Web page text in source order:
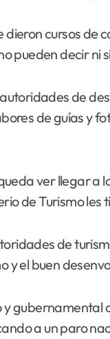
cursos
pueden decir
de
de guías y
ver llegar a
de Turismo
de
y el buen
a un paro